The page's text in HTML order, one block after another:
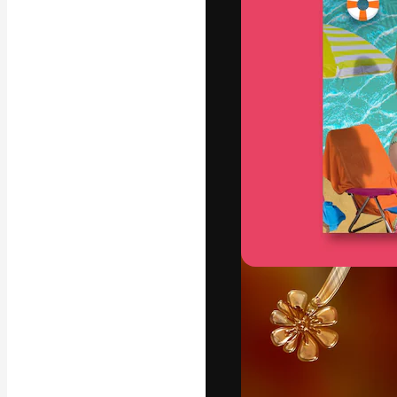
La plataforma
trabajo. Más
entre
estudios.
Español